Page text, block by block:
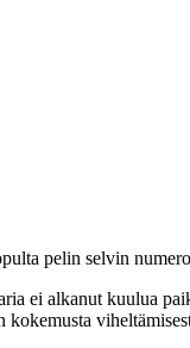
pelin selvin
ei alkanut kuulua